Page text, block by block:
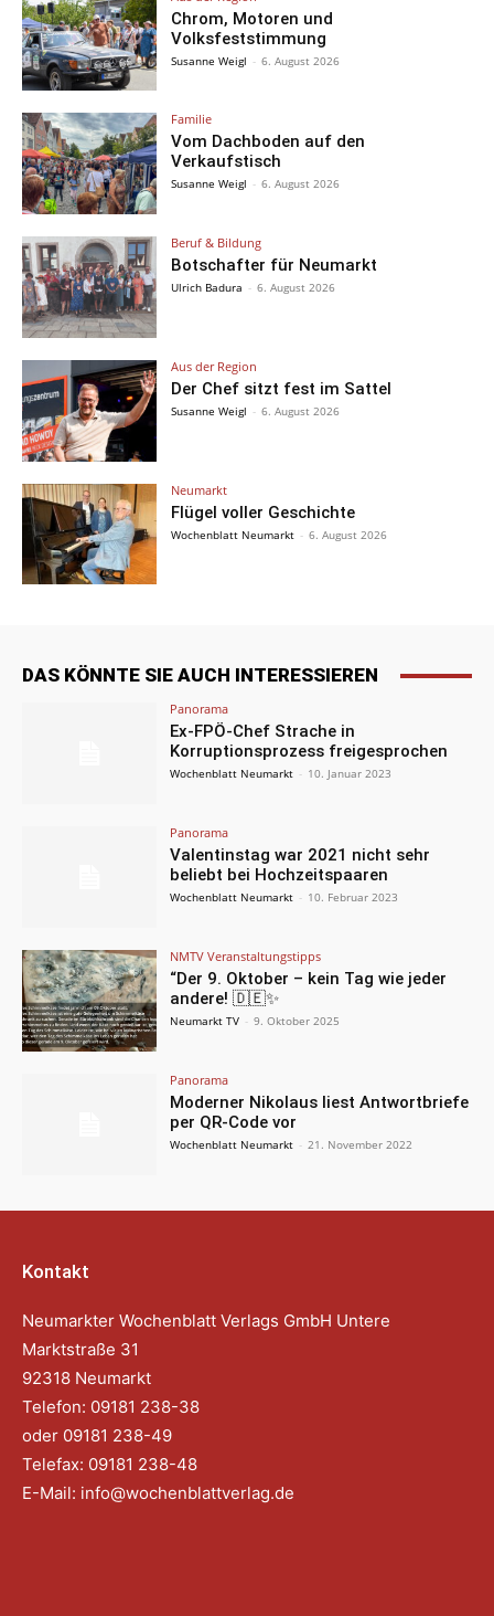
Chrom, Motoren und
Volksfeststimmung
Susanne Weigl - 6. August 2026
Familie
Vom Dachboden auf den
Verkaufstisch
Susanne Weigl - 6. August 2026
Beruf & Bildung
Botschafter für Neumarkt
Ulrich Badura - 6. August 2026
Aus der Region
Der Chef sitzt fest im Sattel
Susanne Weigl - 6. August 2026
Neumarkt
Flügel voller Geschichte
Wochenblatt Neumarkt - 6. August 2026
DAS KÖNNTE SIE AUCH INTERESSIEREN
Panorama
Ex-FPÖ-Chef Strache in
Korruptionsprozess freigesprochen
Wochenblatt Neumarkt - 10. Januar 2023
Panorama
Valentinstag war 2021 nicht sehr
beliebt bei Hochzeitspaaren
Wochenblatt Neumarkt - 10. Februar 2023
NMTV Veranstaltungstipps
“Der 9. Oktober – kein Tag wie jeder
andere! 🇩🇪✨
Neumarkt TV - 9. Oktober 2025
Panorama
Moderner Nikolaus liest Antwortbriefe
per QR-Code vor
Wochenblatt Neumarkt - 21. November 2022
Kontakt
Neumarkter Wochenblatt Verlags GmbH Untere
Marktstraße 31
92318 Neumarkt
Telefon: 09181 238-38
oder 09181 238-49
Telefax: 09181 238-48
E-Mail: info@wochenblattverlag.de